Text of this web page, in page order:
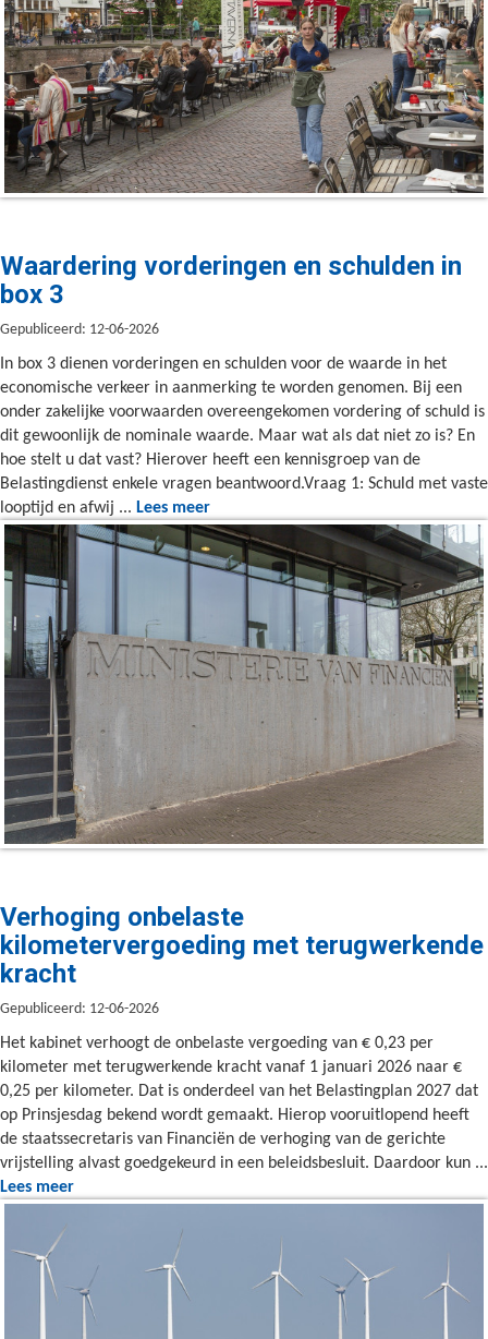
Waardering vorderingen en schulden in
box 3
Gepubliceerd: 12-06-2026
In box 3 dienen vorderingen en schulden voor de waarde in het
economische verkeer in aanmerking te worden genomen. Bij een
onder zakelijke voorwaarden overeengekomen vordering of schuld is
dit gewoonlijk de nominale waarde. Maar wat als dat niet zo is? En
hoe stelt u dat vast? Hierover heeft een kennisgroep van de
Belastingdienst enkele vragen beantwoord.Vraag 1: Schuld met vaste
looptijd en afwij ... Lees meer
Verhoging onbelaste
kilometervergoeding met terugwerkende
kracht
Gepubliceerd: 12-06-2026
Het kabinet verhoogt de onbelaste vergoeding van € 0,23 per
kilometer met terugwerkende kracht vanaf 1 januari 2026 naar €
0,25 per kilometer. Dat is onderdeel van het Belastingplan 2027 dat
op Prinsjesdag bekend wordt gemaakt. Hierop vooruitlopend heeft
de staatssecretaris van Financiën de verhoging van de gerichte
vrijstelling alvast goedgekeurd in een beleidsbesluit. Daardoor kun ...
Lees meer